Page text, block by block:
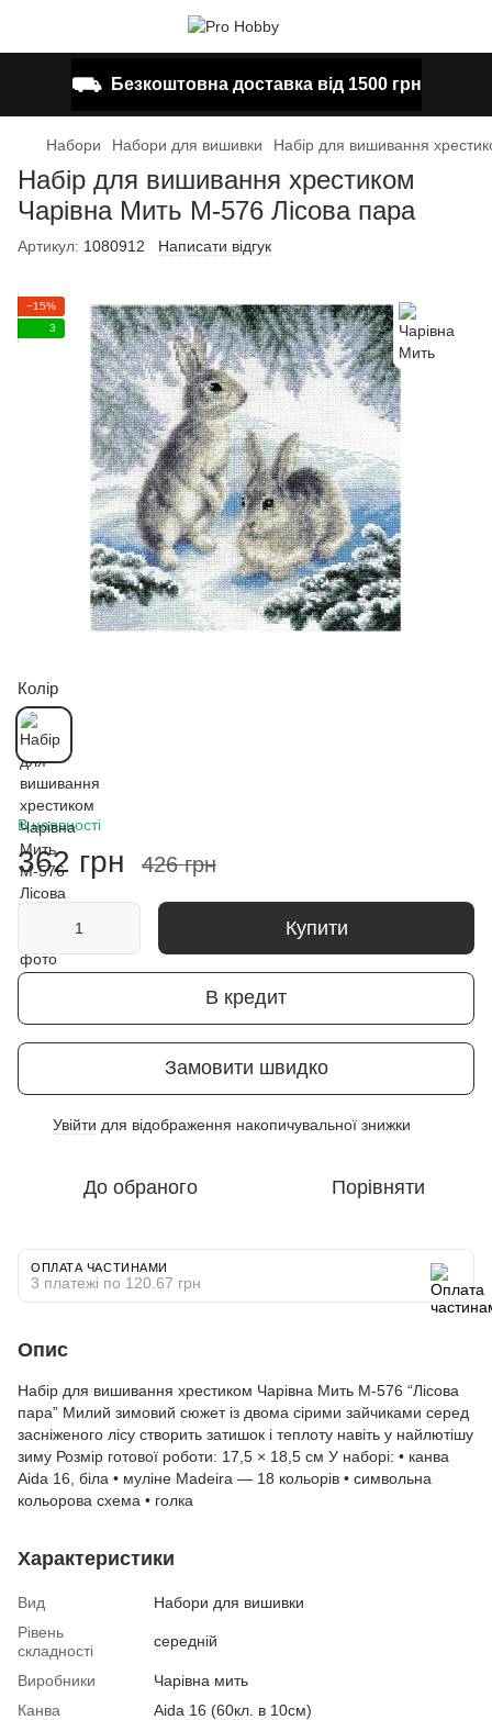
⛟ Безкоштовна доставка від 1500 грн
Набори Набори для вишивки Набір для вишивання
Набір для вишивання хрестиком
Чарівна Мить М-576 Лісова пара
Артикул: 1080912 Написати відгук
−15%
3
Колір
В наявності
362 грн 426 грн
Купити
В кредит
Замовити швидко
Увійти для відображення накопичувальної знижки
До обраного Порівняти
ОПЛАТА ЧАСТИНАМИ
3 платежі по 120.67 грн
Опис
Набір для вишивання хрестиком Чарівна Мить М-576 “Лісова
пара” Милий зимовий сюжет із двома сірими зайчиками серед
засніженого лісу створить затишок і теплоту навіть у найлютішу
зиму Розмір готової роботи: 17,5 × 18,5 см У наборі: • канва
Aida 16, біла • муліне Madeira — 18 кольорів • символьна
кольорова схема • голка
Характеристики
Вид
Набори для вишивки
Рівень
складності
середній
Виробники
Чарівна мить
Канва
Aida 16 (60кл. в 10см)